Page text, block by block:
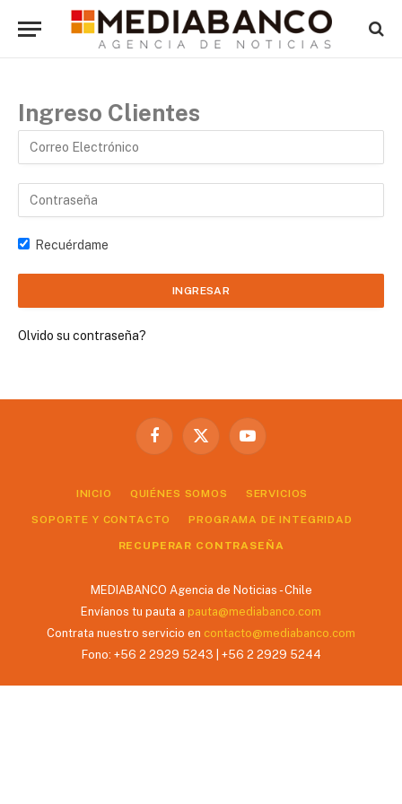
Ingreso Clientes
Recuérdame
Olvido su contraseña?
Facebook
X
YouTube
INICIO QUIÉNES SOMOS SERVICIOS
SOPORTE Y CONTACTO PROGRAMA DE INTEGRIDAD
RECUPERAR CONTRASEÑA
MEDIABANCO Agencia de Noticias - Chile
Envíanos tu pauta a pauta@mediabanco.com
Contrata nuestro servicio en contacto@mediabanco.com
Fono: +56 2 2929 5243 | +56 2 2929 5244